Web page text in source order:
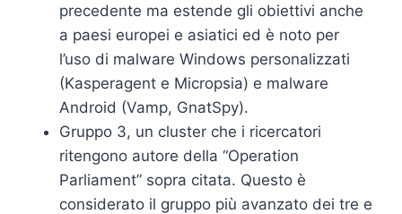
precedente ma estende gli obiettivi anche
a paesi europei e asiatici ed è noto per
l’uso di malware Windows personalizzati
(Kasperagent e Micropsia) e malware
Android (Vamp, GnatSpy).
Gruppo 3, un cluster che i ricercatori
ritengono autore della “Operation
Parliament” sopra citata. Questo è
considerato il gruppo più avanzato dei tre e